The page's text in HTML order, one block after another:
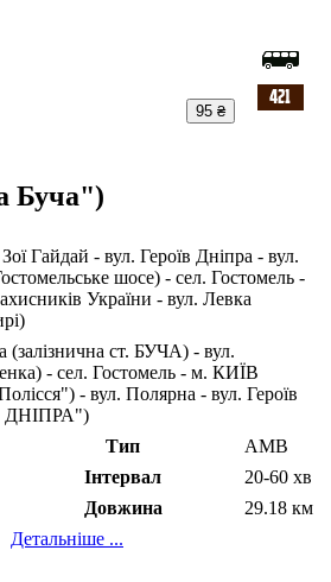
95 ₴
Буча")
- вул. Героїв Дніпра - вул.
шосе) - сел. Гостомель -
України - вул. Левка
ст. БУЧА) - вул.
- сел. Гостомель - м. КИЇВ
- вул. Полярна - вул. Героїв
ДНІПРА")
Тип
АМВ
Інтервал
20-60 хв
Довжина
29.18 км
Детальніше ...